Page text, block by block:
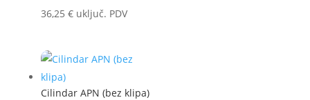
36,25 € uključ. PDV
Cilindar APN (bez klipa)